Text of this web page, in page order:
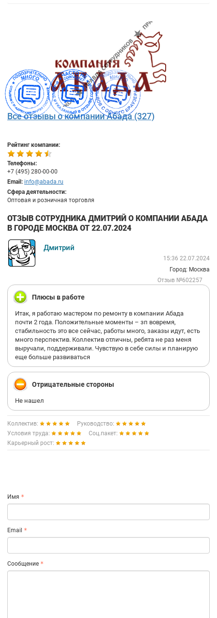
Все отзывы о компании Абада (327)
Рейтинг компании:
Телефоны:
+7 (495) 280-00-00
Email: info@abada.ru
Сфера деятельности:
Оптовая и розничная торговля
ОТЗЫВ СОТРУДНИКА ДМИТРИЙ О КОМПАНИИ АБАДА
В ГОРОДЕ МОСКВА ОТ 22.07.2024
Дмитрий
15:36 22.07.2024
Город: Москва
Отзыв №602257
Плюсы в работе
Итак, я работаю мастером по ремонту в компании Абада
почти 2 года. Положительные моменты – зп вовремя,
стабильность это все сейчас, работы много, заказы идут, есть
много перспектив. Коллектив отличны, ребята не раз меня
выручали, поддерживали. Чувствую в себе силы и планирую
еще больше развиваться
Отрицательные стороны
Не нашел
Коллектив:
Руководство:
Условия труда:
Соц.пакет:
Карьерный рост:
Имя
Email
Сообщение